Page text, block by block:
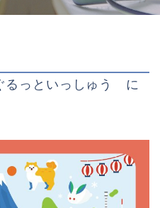
るっといっしゅう に